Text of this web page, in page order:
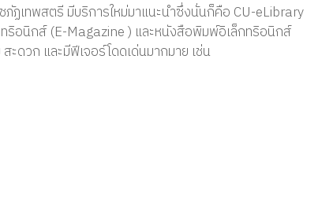
ภัฏเทพสตรี มีบริการใหม่มาแนะนำซึ่งนั่นก็คือ CU-eLibrary
ริอนิกส์ (E-Magazine ) และหนังสือพิมพ์อิเล็กทริอนิกส์
ะดวก และมีฟีเจอร์โดดเด่นมากมาย เช่น